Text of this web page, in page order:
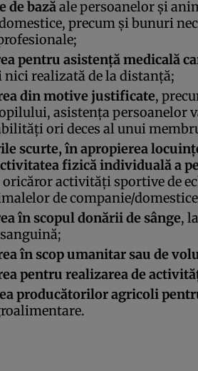
de bazăale persoanelor şi
precum şi bunuri
pentru asistenţă medicală
nici realizată de la distanţă;
din motive justificate,
asistenţa persoanelor
ori deces al unui
scurte, în apropierea
fizică individuală a
oricăror activităţi sportive de
de companie/
în scopul donării de sânge,
în scop umanitar sau de
pentru realizarea de
producătorilor agricoli